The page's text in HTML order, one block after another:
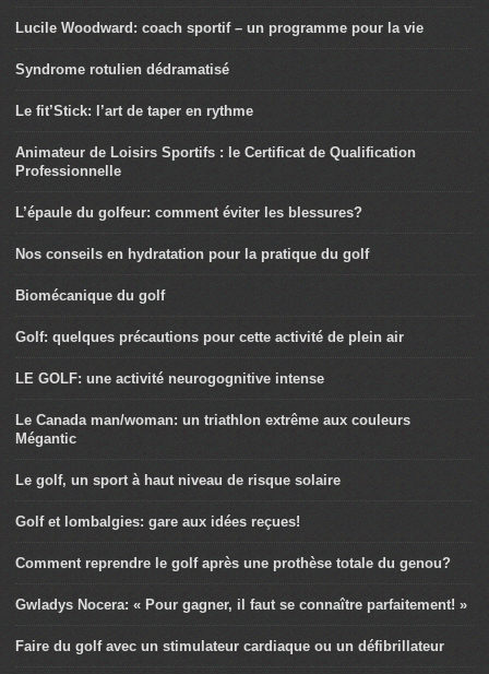
Lucile Woodward: coach sportif – un programme pour la vie
Syndrome rotulien dédramatisé
Le fit’Stick: l’art de taper en rythme
Animateur de Loisirs Sportifs : le Certificat de Qualification
Professionnelle
L’épaule du golfeur: comment éviter les blessures?
Nos conseils en hydratation pour la pratique du golf
Biomécanique du golf
Golf: quelques précautions pour cette activité de plein air
LE GOLF: une activité neurogognitive intense
Le Canada man/woman: un triathlon extrême aux couleurs
Mégantic
Le golf, un sport à haut niveau de risque solaire
Golf et lombalgies: gare aux idées reçues!
Comment reprendre le golf après une prothèse totale du genou?
Gwladys Nocera: « Pour gagner, il faut se connaître parfaitement! »
Faire du golf avec un stimulateur cardiaque ou un défibrillateur